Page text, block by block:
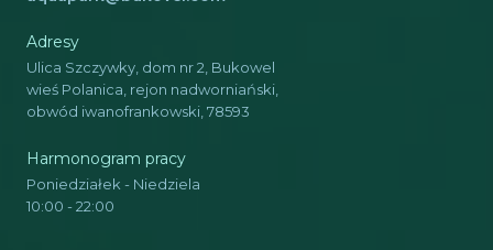
Adresy
Ulica Szczywky, dom nr 2, Bukowel
wieś Polanica, rejon nadworniański,
obwód iwanofrankowski, 78593
Harmonogram pracy
Poniedziałek - Niedziela
10:00 - 22:00